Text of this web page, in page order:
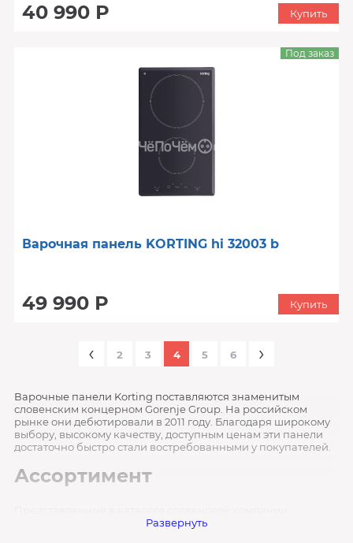
40 990 Р Купить
Варочная панель KORTING hi 32003 b
49 990 Р
Под заказ
Купить
‹ 2 3 4 5 6 ›
Варочные панели Korting поставляются знаменитым
словенским концерном Gorenje Group. На российском
рынке они дебютировали в 2011 году. Благодаря широкому
выбору, высокому качеству, доступным ценам эти панели
достаточно быстро стали востребованными у покупателей.
Ассортимент
приборы различаются по следующим критериям:
Развернуть